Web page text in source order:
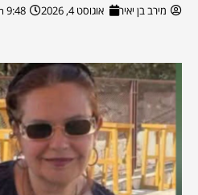
מירב בן יאיר אוגוסט 4, 2026 9:48 pm